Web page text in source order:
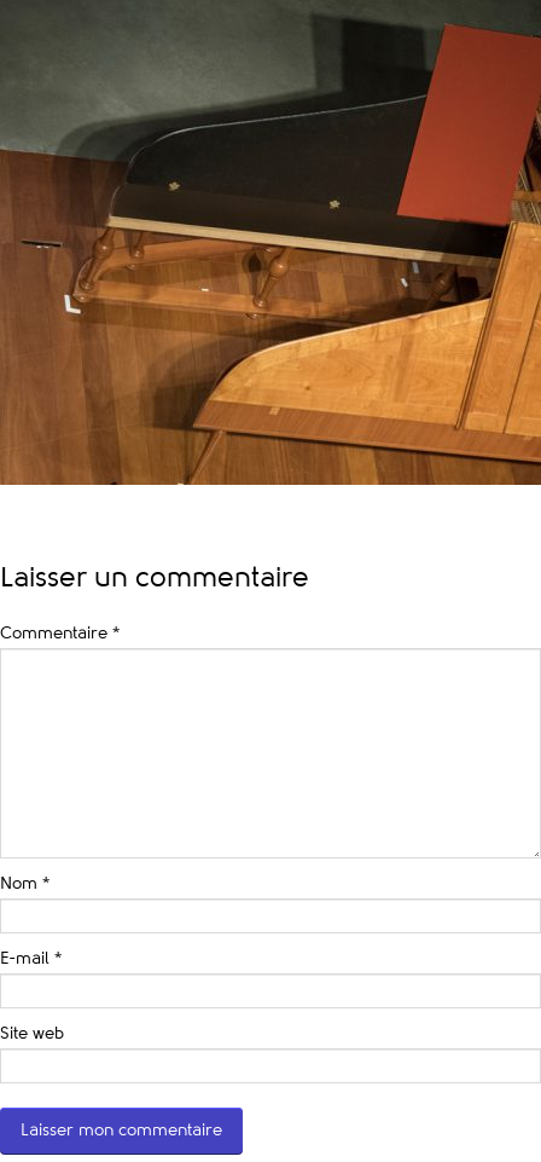
Laisser un commentaire
Commentaire *
Nom *
E-mail *
Site web